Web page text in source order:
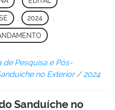
2024
de Pesquisa e Pós-
no Exterior /2024
Sanduíche no